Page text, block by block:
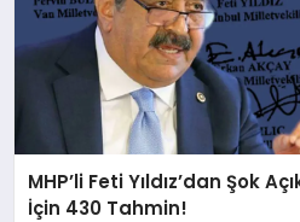
MHP’li Feti Yıldız’dan Şok
İçin 430 Tahmin!